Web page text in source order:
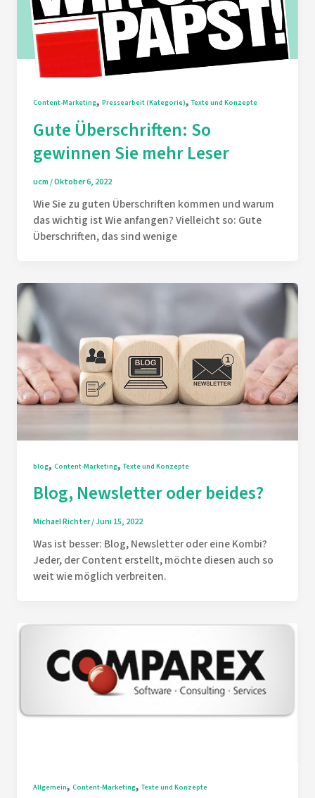
Content-Marketing,Pressearbeit (Kategorie),Texte und Konzepte
Gute Überschriften: So
gewinnen Sie mehr Leser
ucm/Oktober 6, 2022
Wie Sie zu guten Überschriften kommen und warum
das wichtig ist Wie anfangen? Vielleicht so: Gute
Überschriften, das sind wenige
blog,Content-Marketing,Texte und Konzepte
Blog, Newsletter oder beides?
Michael Richter/Juni 15, 2022
Was ist besser: Blog, Newsletter oder eine Kombi?
Jeder, der Content erstellt, möchte diesen auch so
weit wie möglich verbreiten.
Allgemein,Content-Marketing,Texte und Konzepte